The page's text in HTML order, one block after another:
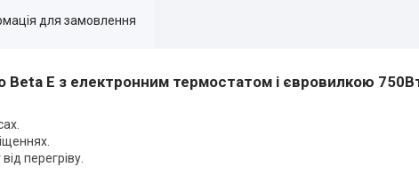
для замовлення
Beta Е з електронним термостатом і євровилкою
перегріву.